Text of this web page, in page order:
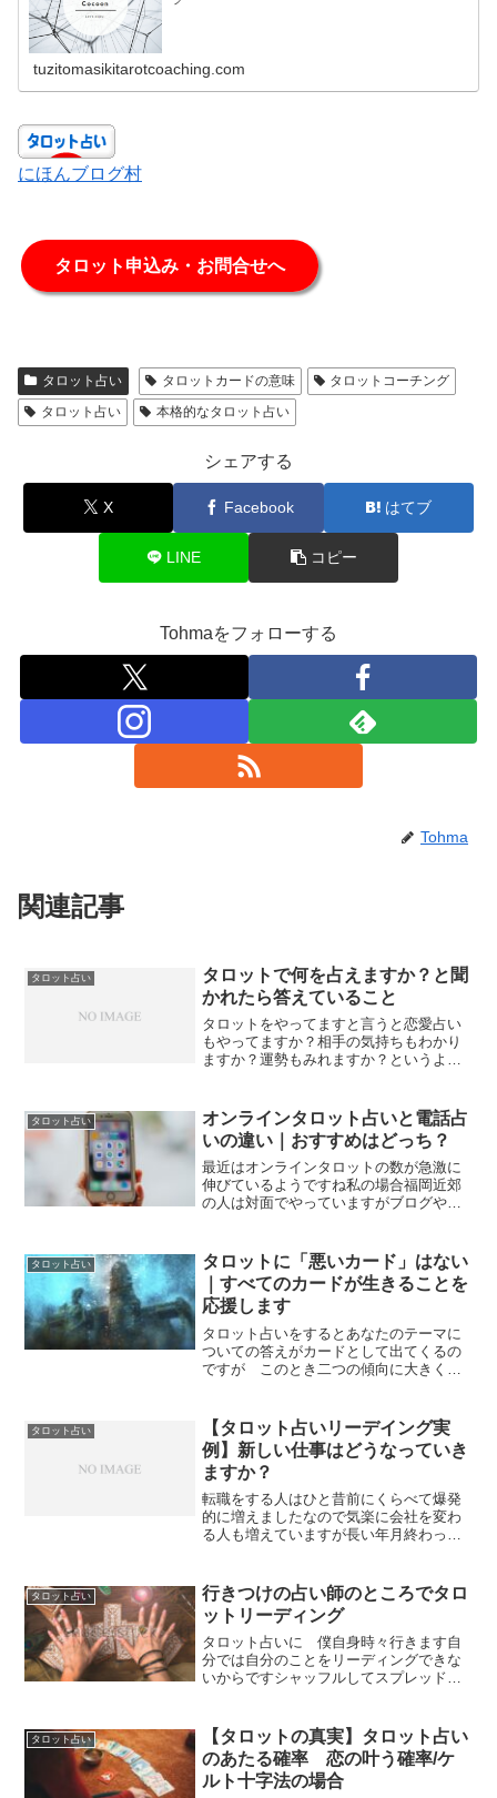
tuzitomasikitarotcoaching.com
にほんブログ村
タロット申込み・お問合せへ
タロット占い タロットカードの意味
タロットコーチング
タロット占い
本格的なタロット占い
シェアする
X Facebook はてブ
LINE コピー
Tohmaをフォローする
Tohma
関連記事
タロット占い
タロットで何を占えますか？と聞
かれたら答えていること
タロットをやってますと言うと恋愛占い
もやってますか？相手の気持ちもわかり
ますか？運勢もみれますか？というよう
しますタロットカードで占えることずば
りタロットカードはなんで...
タロット占い
オンラインタロット占いと電話占
いの違い｜おすすめはどっち？
最近はオンラインタロットの数が急激に
伸びているようですね私の場合福岡近郊
の人は対面でやっていますがブログや
いをしていますそしてやる側の印象から
言うと対面でもオンラ...
タロット占い
タロットに「悪いカード」はない
｜すべてのカードが生きることを
応援します
タロット占いをするとあなたのテーマに
ついての答えがカードとして出てくるの
ですが このとき二つの傾向に大きく分
るというようなカード。もう一つは良く
ない、妨害するようなカー...
タロット占い
【タロット占いリーデイング実
例】新しい仕事はどうなっていき
ますか？
転職をする人はひと昔前にくらべて爆発
的に増えましたなので気楽に会社を変わ
る人も増えていますが長い年月終わって
ですそこで今回は転職をタロットで占っ
てきた経験から転職につい...
タロット占い
行きつけの占い師のところでタロ
ットリーディング
タロット占いに 僕自身時々行きます自
分では自分のことをリーディングできな
いからですシャッフルしてスプレッド
らいしかできません行きつけの占い師と
はじめての占い師ぼくは行き...
タロット占い
【タロットの真実】タロット占い
のあたる確率 恋の叶う確率/ケ
ルト十字法の場合